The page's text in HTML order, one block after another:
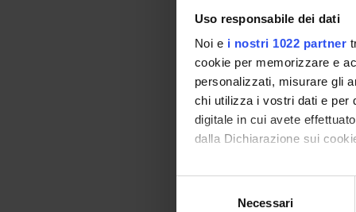
Uso responsabile dei dati
Noi e i nostri 1022 partner
cookie per memorizzare e
personalizzati, misurare gli
chi utilizza i vostri dati e per
digitale in cui avete
dalla Dichiarazione sui
Con il tuo consenso,
raccogliere
Necessari